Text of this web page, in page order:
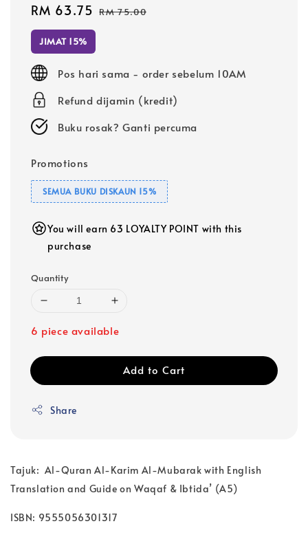
Sale
price
RM 63.75 Regular
RM 75.00
JIMAT 15%
Pos hari sama - order sebelum 10AM
Refund dijamin (kredit)
Buku rosak? Ganti percuma
Promotions
SEMUA BUKU DISKAUN 15%
You will earn 63 LOYALTY POINT with this
purchase
Quantity
6 piece available
Add to Cart
Share
Tajuk: Al-Quran Al-Karim Al-Mubarak with English
Translation and Guide on Waqaf & Ibtida’ (A5)
ISBN: 9555056301317